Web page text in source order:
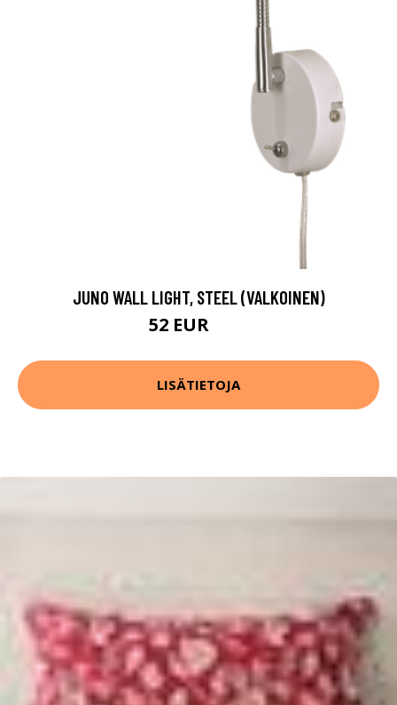
JUNO WALL LIGHT, STEEL (VALKOINEN)
52 EUR
LISÄTIETOJA